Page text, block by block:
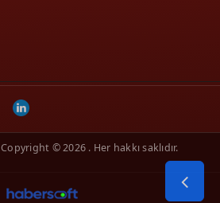
Copyright © 2026 . Her hakkı saklıdır.